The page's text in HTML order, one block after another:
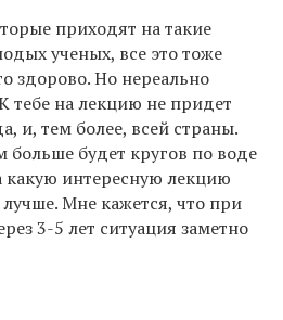
приходят на такие
ученых, все это тоже
здорово. Но нереально
тебе на лекцию не придет
и, тем более, всей страны.
будет кругов по воде
какую интересную лекцию
Мне кажется, что при
3-5 лет ситуация заметно